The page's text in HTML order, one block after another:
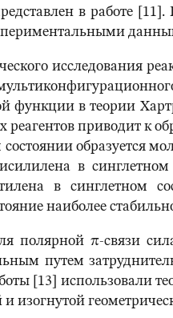
в работе [11].
исследования
функции в теории
приводит к
образуется
в
в синглетном
наиболее
полярной π-связи
путем
[13] использовали
изогнутой